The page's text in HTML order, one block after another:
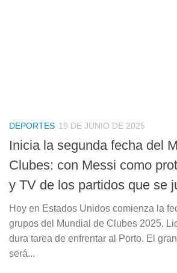
DEPORTES 19 DE JUNIO DE 2025
Inicia la segunda fecha del
Clubes: con Messi como
y TV de los partidos que se
Hoy en Estados Unidos comienza la
grupos del Mundial de Clubes 2025.
dura tarea de enfrentar al Porto. El
será...